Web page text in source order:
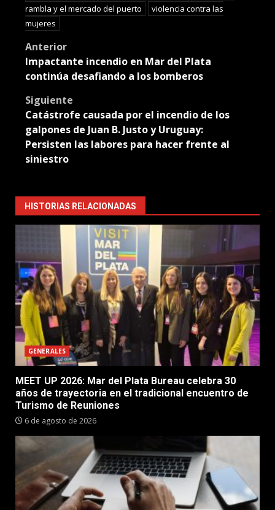
rambla y el mercado del puerto
violencia contra las
mujeres
Post
navigation
Anterior
Impactante incendio en Mar del Plata
continúa desafiando a los bomberos
Siguiente
Catástrofe causada por el incendio de los
galpones de Juan B. Justo y Uruguay:
Persisten las labores para hacer frente al
siniestro
HISTORIAS RELACIONADAS
GENERALES
MEET UP 2026: Mar del Plata Bureau celebra 30
años de trayectoria en el tradicional encuentro de
Turismo de Reuniones
6 de agosto de 2026